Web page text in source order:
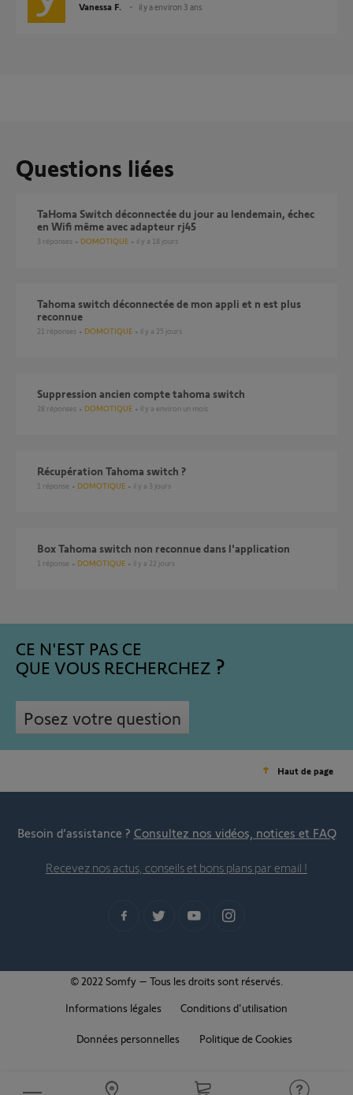
Vanessa F. il y a environ 3 ans
Questions liées
TaHoma Switch déconnectée du jour au lendemain, échec
en Wifi même avec adapteur rj45
3 réponses DOMOTIQUE il y a 18 jours
Tahoma switch déconnectée de mon appli et n est plus
reconnue
21 réponses DOMOTIQUE il y a 25 jours
Suppression ancien compte tahoma switch
28 réponses DOMOTIQUE il y a environ un mois
Récupération Tahoma switch ?
1 réponse DOMOTIQUE il y a 3 jours
Box Tahoma switch non reconnue dans l'application
1 réponse DOMOTIQUE il y a 22 jours
CE N'EST PAS CE
QUE VOUS RECHERCHEZ
Posez votre question
Haut de page
Besoin d’assistance ? Consultez nos vidéos, notices et FAQ
Recevez nos actus, conseils et bons plans par email !
© 2022 Somfy – Tous les droits sont réservés.
Informations légales
Conditions d'utilisation
Données personnelles Politique de Cookies